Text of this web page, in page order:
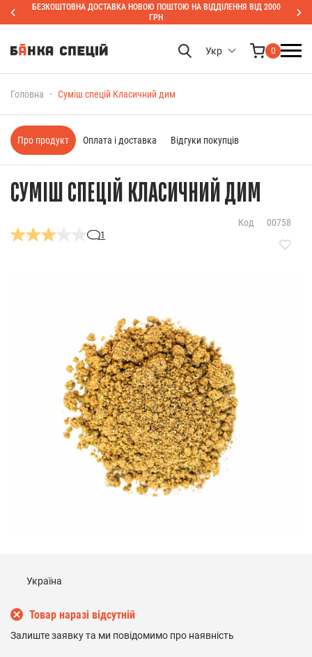
БЕЗКОШТОВНА ДОСТАВКА НОВОЮ ПОШТОЮ НА ВІДДІЛЕННЯ ВІД 2000
ГРН
Укр 0
Головна Суміш спецій Класичний дим
СУМІШ СПЕЦІЙ КЛАСИЧНИЙ ДИМ
1
Код 00758
Україна
Товар наразі відсутній
Залиште заявку та ми повідомимо про наявність
Про продукт Оплата і доставка Відгуки покупців